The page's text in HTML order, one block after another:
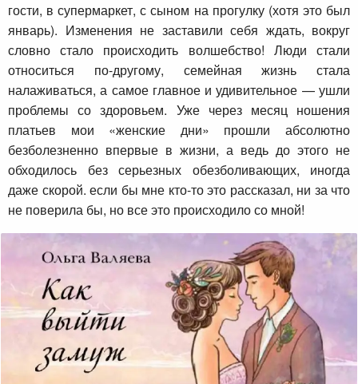
гости, в супермаркет, с сыном на прогулку (хотя это был
январь). Изменения не заставили себя ждать, вокруг
словно стало происходить волшебство! Люди стали
относиться по-другому, семейная жизнь стала
налаживаться, а самое главное и удивительное — ушли
проблемы со здоровьем. Уже через месяц ношения
платьев мои «женские дни» прошли абсолютно
безболезненно впервые в жизни, а ведь до этого не
обходилось без серьезных обезболивающих, иногда
даже скорой. если бы мне кто-то это рассказал, ни за что
не поверила бы, но все это происходило со мной!